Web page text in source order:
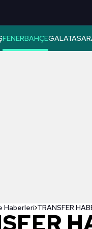
FENERBAHÇE
Haberleri